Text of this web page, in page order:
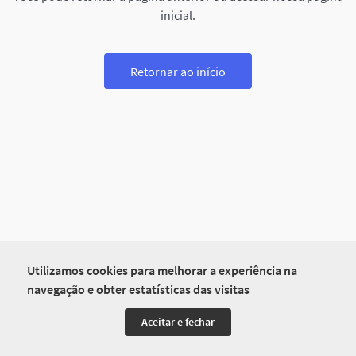
Utilizamos cookies para melhorar a experiência na
navegação e obter estatísticas das visitas
Aceitar e fechar
inicial.
Retornar ao início